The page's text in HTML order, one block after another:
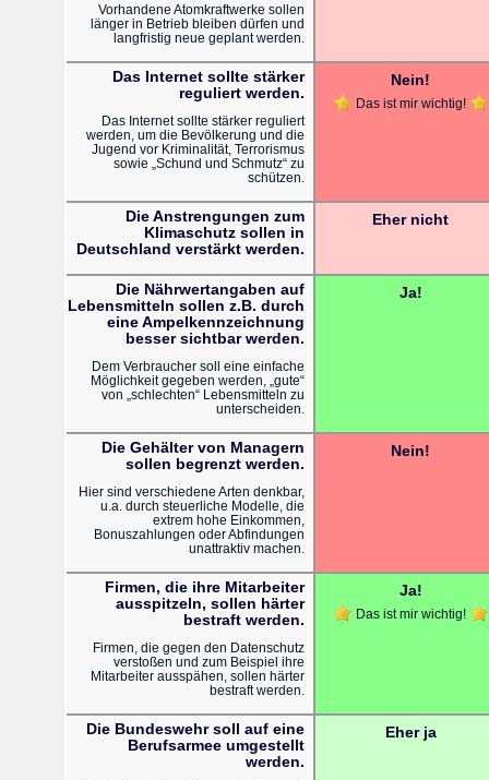
Vorhandene Atomkraftwerke sollen
länger in Betrieb bleiben dürfen und
langfristig neue geplant werden.
Das Internet sollte stärker
reguliert werden.
Das Internet sollte stärker reguliert
werden, um die Bevölkerung und die
Jugend vor Kriminalität, Terrorismus
sowie „Schund und Schmutz“ zu
schützen.
Nein!
Das ist mir wichtig!
Die Anstrengungen zum
Klimaschutz sollen in
Deutschland verstärkt werden.
Eher nicht
Die Nährwertangaben auf
Lebensmitteln sollen z.B. durch
eine Ampelkennzeichnung
besser sichtbar werden.
Dem Verbraucher soll eine einfache
Möglichkeit gegeben werden, „gute“
von „schlechten“ Lebensmitteln zu
unterscheiden.
Ja!
Die Gehälter von Managern
sollen begrenzt werden.
Hier sind verschiedene Arten denkbar,
u.a. durch steuerliche Modelle, die
extrem hohe Einkommen,
Bonuszahlungen oder Abfindungen
unattraktiv machen.
Nein!
Firmen, die ihre Mitarbeiter
ausspitzeln, sollen härter
bestraft werden.
Firmen, die gegen den Datenschutz
verstoßen und zum Beispiel ihre
Mitarbeiter ausspähen, sollen härter
bestraft werden.
Ja!
Das ist mir wichtig!
Die Bundeswehr soll auf eine
Berufsarmee umgestellt
werden.
Eher ja